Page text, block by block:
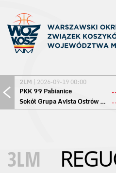
2LM | 2026-09-19 00:00
PKK 99 Pabianice
Sokół Grupa Avista Ostrów Maz.
3LM